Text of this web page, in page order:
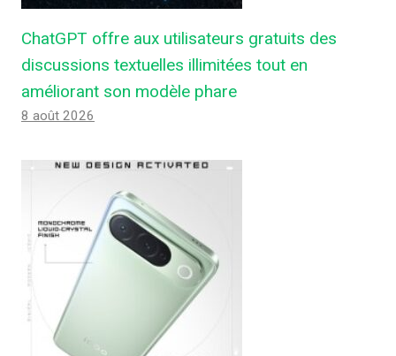
ChatGPT offre aux utilisateurs gratuits des
discussions textuelles illimitées tout en
améliorant son modèle phare
8 août 2026